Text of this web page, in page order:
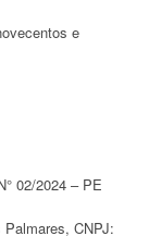
e
02/2024 – PE
CNPJ: